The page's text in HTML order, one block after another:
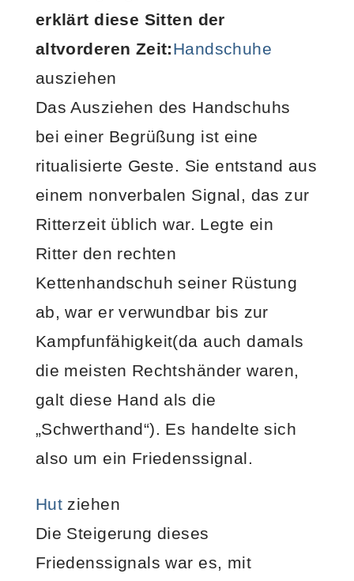
erklärt diese Sitten der
altvorderen Zeit:Handschuhe
ausziehen
Das Ausziehen des Handschuhs
bei einer Begrüßung ist eine
ritualisierte Geste. Sie entstand aus
einem nonverbalen Signal, das zur
Ritterzeit üblich war. Legte ein
Ritter den rechten
Kettenhandschuh seiner Rüstung
ab, war er verwundbar bis zur
Kampfunfähigkeit(da auch damals
die meisten Rechtshänder waren,
galt diese Hand als die
„Schwerthand“). Es handelte sich
also um ein Friedenssignal.
Hut ziehen
Die Steigerung dieses
Friedenssignals war es, mit